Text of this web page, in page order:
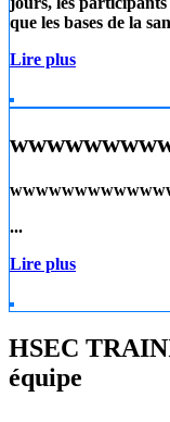
que les bases de la
Lire plus
...
Lire plus
HSEC
équipe